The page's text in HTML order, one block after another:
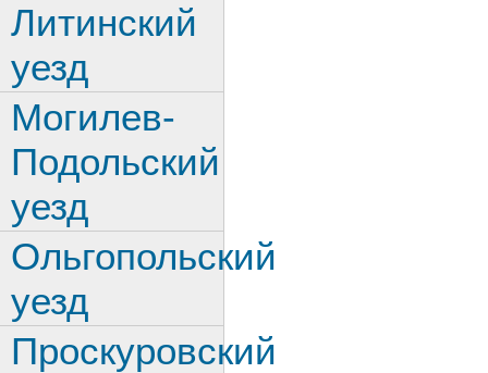
Литинский
уезд
Могилев-
Подольский
уезд
Ольгопольский
уезд
Проскуровский